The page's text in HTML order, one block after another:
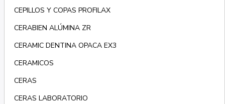
CEPILLOS Y COPAS PROFILAX
CERABIEN ALÚMINA ZR
CERAMIC DENTINA OPACA EX3
CERAMICOS
CERAS
CERAS LABORATORIO